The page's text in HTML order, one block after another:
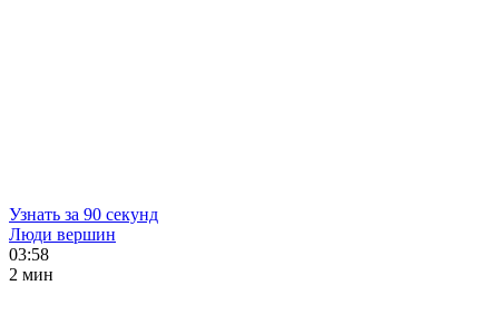
Узнать за 90 секунд
Люди вершин
03:58
2 мин